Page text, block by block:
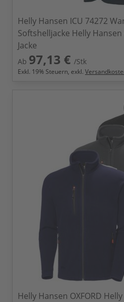
Helly Hansen ICU 74272
Softshelljacke Helly
Jacke
Ab 97,13 € /Stk
Exkl. 19% Steuern, exkl.
Helly Hansen OXFORD